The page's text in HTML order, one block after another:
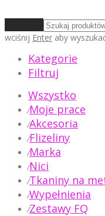
wciśnij Enter aby
Kategorie
Filtruj
Wszystko
⁄Moje prace
⁄Akcesoria
⁄Flizeliny
⁄Marka
⁄Nici
⁄Tkaniny na
⁄Wypełnienia
⁄Zestawy FQ